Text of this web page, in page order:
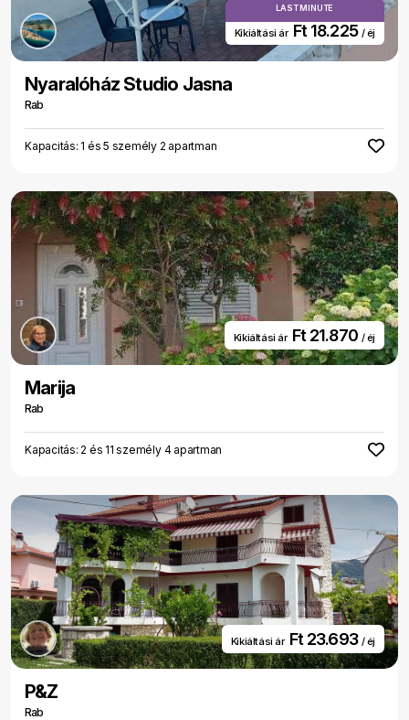
LAST MINUTE
Kikiáltási ár Ft 18.225 / éj
Nyaralóház Studio Jasna
Rab
Kapacitás: 1 és 5 személy 2 apartman
Kikiáltási ár Ft 21.870 / éj
Marija
Rab
Kapacitás: 2 és 11 személy 4 apartman
Kikiáltási ár Ft 23.693 / éj
P&Z
Rab